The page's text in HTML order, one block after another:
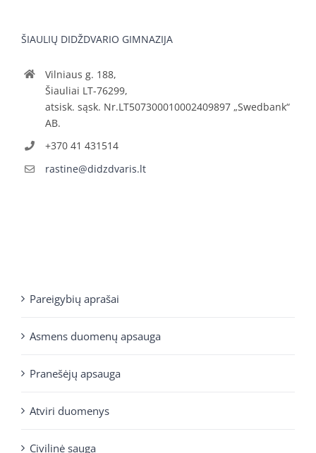
ŠIAULIŲ DIDŽDVARIO GIMNAZIJA
Vilniaus g. 188,
Šiauliai LT-76299,
atsisk. sąsk. Nr.LT507300010002409897 „Swedbank“
AB.
+370 41 431514
rastine@didzdvaris.lt
Pareigybių aprašai
Asmens duomenų apsauga
Pranešėjų apsauga
Atviri duomenys
Civilinė sauga